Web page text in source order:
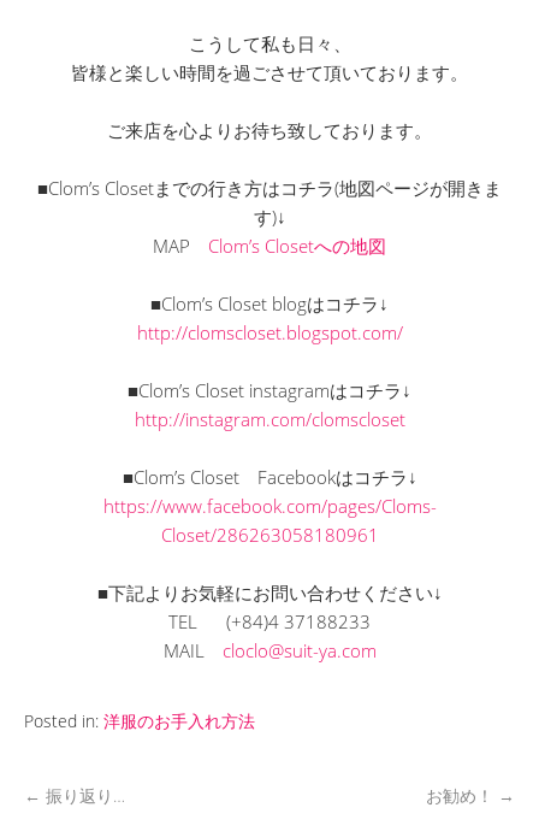
こうして私も日々、
皆様と楽しい時間を過ごさせて頂いております。
ご来店を心よりお待ち致しております。
■Clom’s Closetまでの行き方はコチラ(地図ページが開きま
す)↓
MAP Clom’s Closetへの地図
■Clom’s Closet blogはコチラ↓
http://clomscloset.blogspot.com/
■Clom’s Closet instagramはコチラ↓
http://instagram.com/clomscloset
■Clom’s Closet Facebookはコチラ↓
https://www.facebook.com/pages/Cloms-
Closet/286263058180961
■下記よりお気軽にお問い合わせください↓
TEL (+84)4 37188233
MAIL cloclo@suit-ya.com
Posted in: 洋服のお手入れ方法
← 振り返り… お勧め！ →